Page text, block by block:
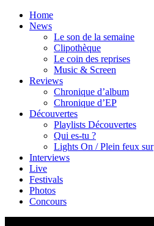
Home
News
Le son de la semaine
Clipothèque
Le coin des reprises
Music & Screen
Reviews
Chronique d’album
Chronique d’EP
Découvertes
Playlists Découvertes
Qui es-tu ?
Lights On / Plein feux sur
Interviews
Live
Festivals
Photos
Concours